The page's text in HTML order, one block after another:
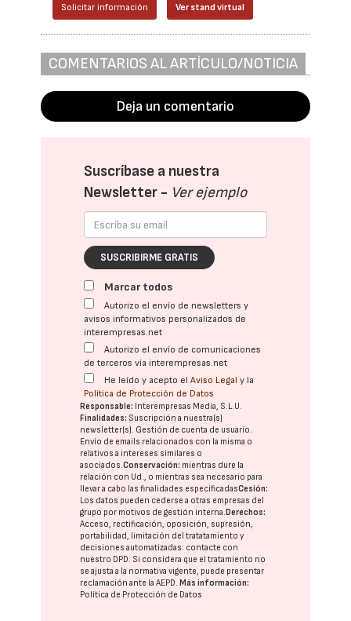
Solicitar información Ver stand virtual
COMENTARIOS AL ARTÍCULO/NOTICIA
Deja un comentario
Suscríbase a nuestra
Newsletter - Ver ejemplo
SUSCRIBIRME GRATIS
Marcar todos
Autorizo el envío de newsletters y
avisos informativos personalizados de
interempresas.net
Autorizo el envío de comunicaciones
de terceros vía interempresas.net
He leído y acepto elAviso Legal y la
Política de Protección de Datos
Responsable: Interempresas Media, S.L.U.
Finalidades: Suscripción a nuestra(s)
newsletter(s). Gestión de cuenta de usuario.
Envío de emails relacionados con la misma o
relativos a intereses similares o
asociados.Conservación: mientras dure la
relación con Ud., o mientras sea necesario para
llevar a cabo las finalidades especificadasCesión:
Los datos pueden cederse a otras empresas del
grupo por motivos de gestión interna. Derechos:
Acceso, rectificación, oposición, supresión,
portabilidad, limitación del tratatamiento y
decisiones automatizadas: contacte con
nuestro DPD. Si considera que el tratamiento no
se ajusta a la normativa vigente, puede presentar
reclamación ante laAEPD. Más información:
Política de Protección de Datos